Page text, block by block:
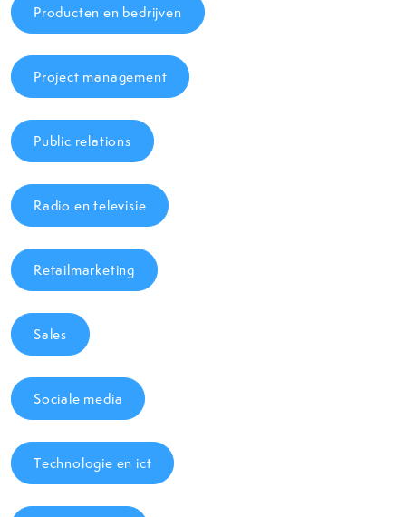
Producten en bedrijven
Project management
Public relations
Radio en televisie
Retailmarketing
Sales
Sociale media
Technologie en ict